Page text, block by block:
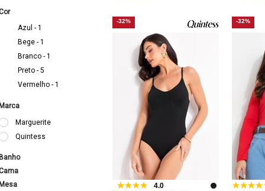
Azul - 1
Bege - 1
Branco - 1
Preto - 5
Vermelho - 1
Marguerite
Quintess
-32%
4.0
-32%